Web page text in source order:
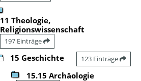
11 Theologie,
Religionswissenschaft
197 Einträge
15 Geschichte 123 Einträge
15.15 Archäologie